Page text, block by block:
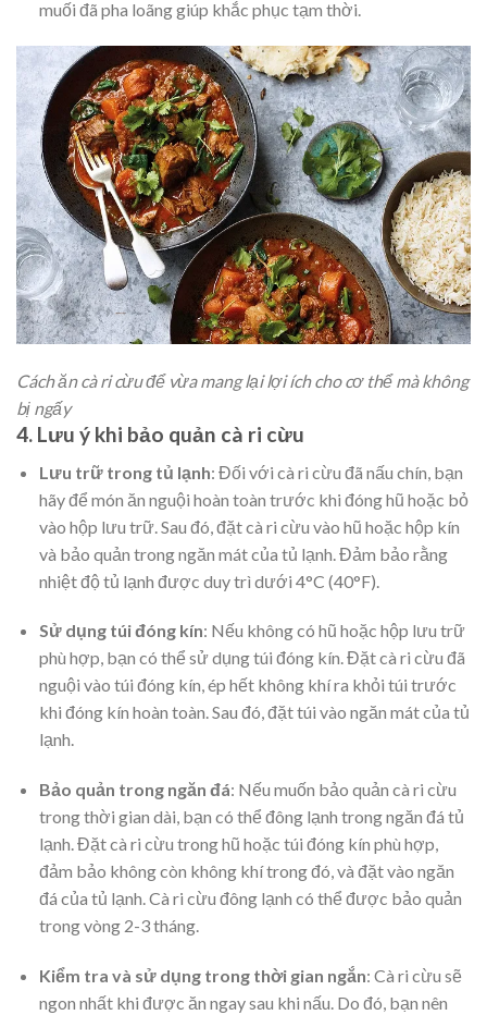
muối đã pha loãng giúp khắc phục tạm thời.
Cách ăn cà ri cừu để vừa mang lại lợi ích cho cơ thể mà không
bị ngấy
4. Lưu ý khi bảo quản cà ri cừu
Lưu trữ trong tủ lạnh: Đối với cà ri cừu đã nấu chín, bạn
hãy để món ăn nguội hoàn toàn trước khi đóng hũ hoặc bỏ
vào hộp lưu trữ. Sau đó, đặt cà ri cừu vào hũ hoặc hộp kín
và bảo quản trong ngăn mát của tủ lạnh. Đảm bảo rằng
nhiệt độ tủ lạnh được duy trì dưới 4°C (40°F).
Sử dụng túi đóng kín: Nếu không có hũ hoặc hộp lưu trữ
phù hợp, bạn có thể sử dụng túi đóng kín. Đặt cà ri cừu đã
nguội vào túi đóng kín, ép hết không khí ra khỏi túi trước
khi đóng kín hoàn toàn. Sau đó, đặt túi vào ngăn mát của tủ
lạnh.
Bảo quản trong ngăn đá: Nếu muốn bảo quản cà ri cừu
trong thời gian dài, bạn có thể đông lạnh trong ngăn đá tủ
lạnh. Đặt cà ri cừu trong hũ hoặc túi đóng kín phù hợp,
đảm bảo không còn không khí trong đó, và đặt vào ngăn
đá của tủ lạnh. Cà ri cừu đông lạnh có thể được bảo quản
trong vòng 2-3 tháng.
Kiểm tra và sử dụng trong thời gian ngắn: Cà ri cừu sẽ
ngon nhất khi được ăn ngay sau khi nấu. Do đó, bạn nên